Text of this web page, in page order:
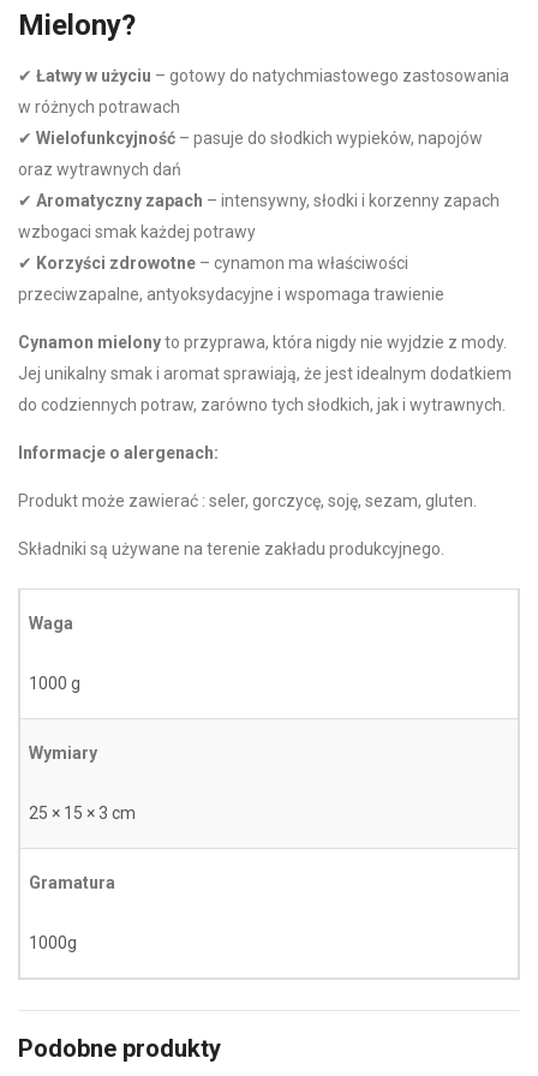
Mielony?
✔ Łatwy w użyciu – gotowy do natychmiastowego zastosowania
w różnych potrawach
✔ Wielofunkcyjność – pasuje do słodkich wypieków, napojów
oraz wytrawnych dań
✔ Aromatyczny zapach – intensywny, słodki i korzenny zapach
wzbogaci smak każdej potrawy
✔ Korzyści zdrowotne – cynamon ma właściwości
przeciwzapalne, antyoksydacyjne i wspomaga trawienie
Cynamon mielonyto przyprawa, która nigdy nie wyjdzie z mody.
Jej unikalny smak i aromat sprawiają, że jest idealnym dodatkiem
do codziennych potraw, zarówno tych słodkich, jak i wytrawnych.
Informacje o alergenach:
Produkt może zawierać : seler, gorczycę, soję, sezam, gluten.
Składniki są używane na terenie zakładu produkcyjnego.
Waga
1000 g
Wymiary
25 × 15 × 3 cm
Gramatura
1000g
Podobne produkty